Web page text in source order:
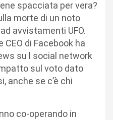
spacciata per vera?
morte di un noto
avvistamenti UFO.
di Facebook ha
su l social network
sul voto dato
anche se c’è chi
co-operando in